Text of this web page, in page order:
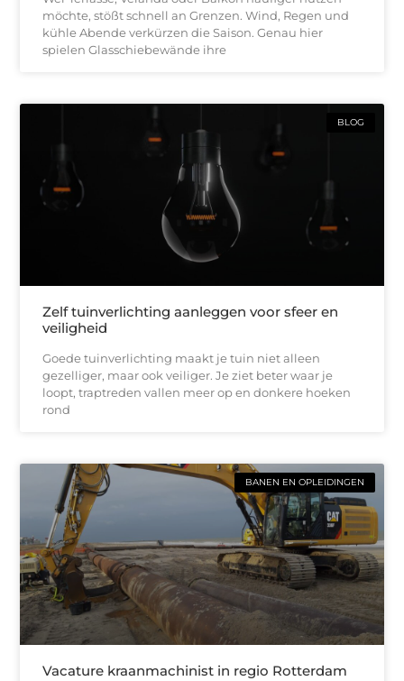
möchte, stößt schnell an Grenzen. Wind, Regen und
kühle Abende verkürzen die Saison. Genau hier
spielen Glasschiebewände ihre
BLOG
Zelf tuinverlichting aanleggen voor sfeer en
veiligheid
Goede tuinverlichting maakt je tuin niet alleen
gezelliger, maar ook veiliger. Je ziet beter waar je
loopt, traptreden vallen meer op en donkere hoeken
rond
BANEN EN OPLEIDINGEN
Vacature kraanmachinist in regio Rotterdam